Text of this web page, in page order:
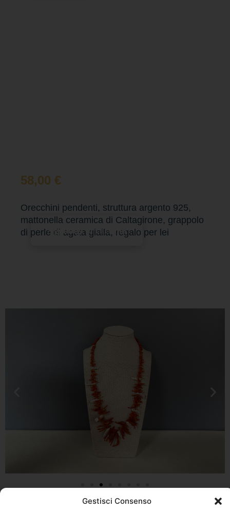
Gestisci Consenso
58,00 €
Orecchini pendenti, struttura argento 925,
mattonella ceramica di Caltagirone, grappolo
di perle di agata gialla, regalo per lei
Aggiungi al carrello